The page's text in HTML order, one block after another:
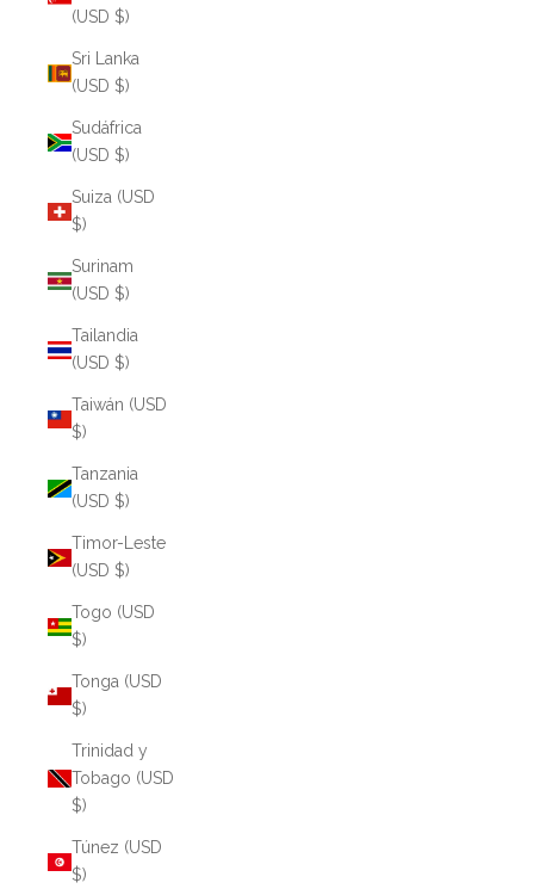
(USD $)
Sri Lanka
(USD $)
Sudáfrica
(USD $)
Suiza (USD
$)
Surinam
(USD $)
Tailandia
(USD $)
Taiwán (USD
$)
Tanzania
(USD $)
Timor-Leste
(USD $)
Togo (USD
$)
Tonga (USD
$)
Trinidad y
Tobago (USD
$)
Túnez (USD
$)